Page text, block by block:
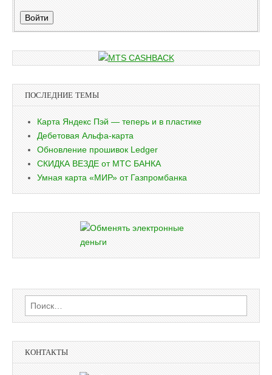
Войти
ПОСЛЕДНИЕ ТЕМЫ
Карта Яндекс Пэй — теперь и в пластике
Дебетовая Альфа-карта
Обновление прошивок Ledger
СКИДКА ВЕЗДЕ от МТС БАНКА
Умная карта «МИР» от Газпромбанка
Найти:
КОНТАКТЫ